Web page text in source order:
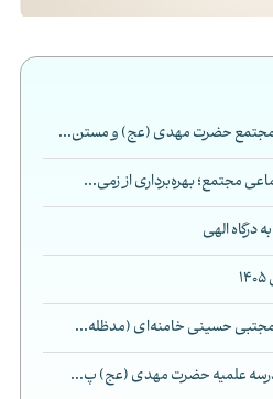
مجتمع حضرت مهدی (عج) و مستن...
مجتمع؛ بهره‌برداری از زمی...
درگاه الهی
حسینی خامنه‌ای (مدظله...
علمیه حضرت مهدی (عج) پ...